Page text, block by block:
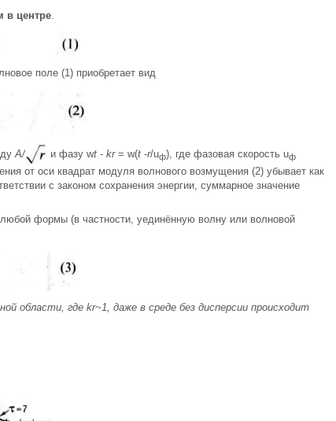
в центре
поле (1) приобретает вид
А/ и фазу wt - kr= w(t -r/uф), где фазовая скорость uф
от оси квадрат модуля волнового возмущения (2) убывает как
с законом сохранения энергии, суммарное значение
формы (в частности, уединённую волну или волновой
области, где kr~1, даже в среде без дисперсии происходит